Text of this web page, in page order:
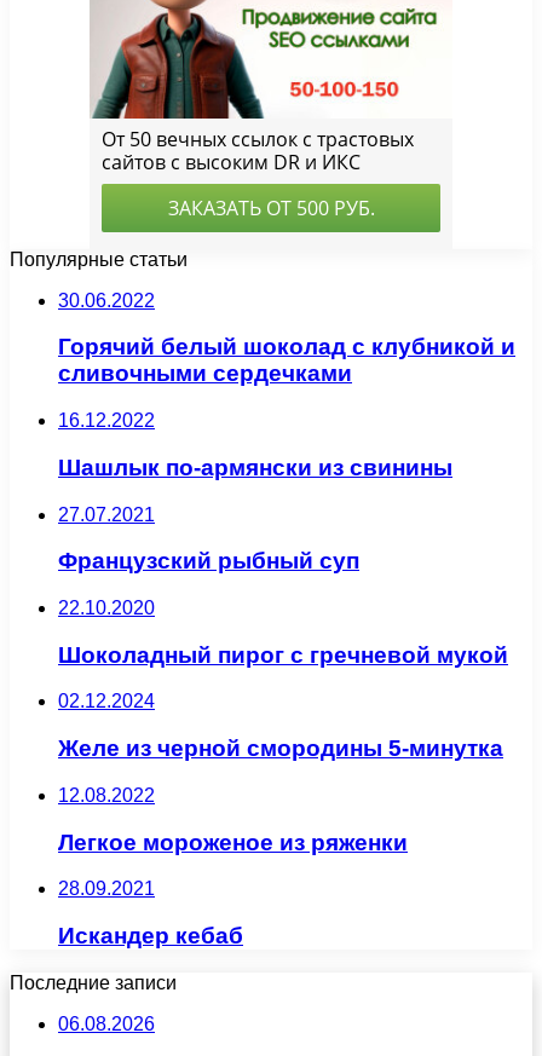
Популярные статьи
30.06.2022
Горячий белый шоколад с клубникой и
сливочными сердечками
16.12.2022
Шашлык по-армянски из свинины
27.07.2021
Французский рыбный суп
22.10.2020
Шоколадный пирог с гречневой мукой
02.12.2024
Желе из черной смородины 5-минутка
12.08.2022
Легкое мороженое из ряженки
28.09.2021
Искандер кебаб
Последние записи
06.08.2026